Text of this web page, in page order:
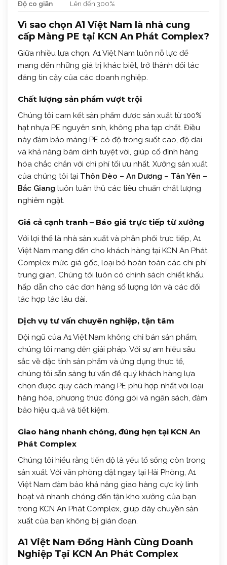
Độ co giãn Lên đến 300%
Vì sao chọn A1 Việt Nam là nhà cung
cấp Màng PE tại KCN An Phát Complex?
Giữa nhiều lựa chọn, A1 Việt Nam luôn nỗ lực để
mang đến những giá trị khác biệt, trở thành đối tác
đáng tin cậy của các doanh nghiệp.
Chất lượng sản phẩm vượt trội
Chúng tôi cam kết sản phẩm được sản xuất từ 100%
hạt nhựa PE nguyên sinh, không pha tạp chất. Điều
này đảm bảo màng PE có độ trong suốt cao, độ dai
và khả năng bám dính tuyệt vời, giúp cố định hàng
hóa chắc chắn với chi phí tối ưu nhất. Xưởng sản xuất
của chúng tôi tại Thôn Đèo – An Dương – Tân Yên –
Bắc Giang luôn tuân thủ các tiêu chuẩn chất lượng
nghiêm ngặt.
Giá cả cạnh tranh – Báo giá trực tiếp từ xưởng
Với lợi thế là nhà sản xuất và phân phối trực tiếp, A1
Việt Nam mang đến cho khách hàng tại KCN An Phát
Complex mức giá gốc, loại bỏ hoàn toàn các chi phí
trung gian. Chúng tôi luôn có chính sách chiết khấu
hấp dẫn cho các đơn hàng số lượng lớn và các đối
tác hợp tác lâu dài.
Dịch vụ tư vấn chuyên nghiệp, tận tâm
Đội ngũ của A1 Việt Nam không chỉ bán sản phẩm,
chúng tôi mang đến giải pháp. Với sự am hiểu sâu
sắc về đặc tính sản phẩm và ứng dụng thực tế,
chúng tôi sẵn sàng tư vấn để quý khách hàng lựa
chọn được quy cách màng PE phù hợp nhất với loại
hàng hóa, phương thức đóng gói và ngân sách, đảm
bảo hiệu quả và tiết kiệm.
Giao hàng nhanh chóng, đúng hẹn tại KCN An
Phát Complex
Chúng tôi hiểu rằng tiến độ là yếu tố sống còn trong
sản xuất. Với văn phòng đặt ngay tại Hải Phòng, A1
Việt Nam đảm bảo khả năng giao hàng cực kỳ linh
hoạt và nhanh chóng đến tận kho xưởng của bạn
trong KCN An Phát Complex, giúp dây chuyền sản
xuất của bạn không bị gián đoạn.
A1 Việt Nam Đồng Hành Cùng Doanh
Nghiệp Tại KCN An Phát Complex